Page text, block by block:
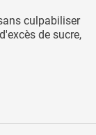
culpabiliser
de sucre,